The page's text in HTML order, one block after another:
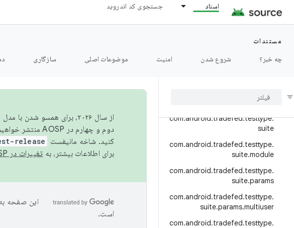
اسناد جستجوی کد اندروید
مستندات
چه خبر؟
شروع شدن امنیت موضوعات اصلی سازگاری
com.android.tradefed.testtype.
pandora
com.android.tradefed.testtype.
android tradefed testtype
rust
com.android.tradefed.testtype.
suite
com.android.tradefed.testtype.
suite.module
com.android.tradefed.testtype.
suite.params
com.android.tradefed.testtype.
suite.params.multiuser
com.android.tradefed.testtype.
از سال ۲۰۲۶، برای همسو
دوم و چهارم در AOSP منتشر خواهیم کرد. برای ساخت و مشارکت در AOSP،
کنید. شاخه مانیفست
release
برای اطلاعات بیشتر، به تغییرات در AOSP
این صفحه
است.